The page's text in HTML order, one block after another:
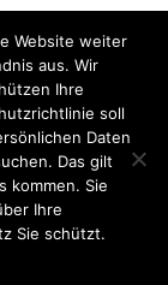
uns
Website weiter
aus. Wir
Ihre
soll
Daten
Das gilt
kommen. Sie
Ihre
Sie schützt.